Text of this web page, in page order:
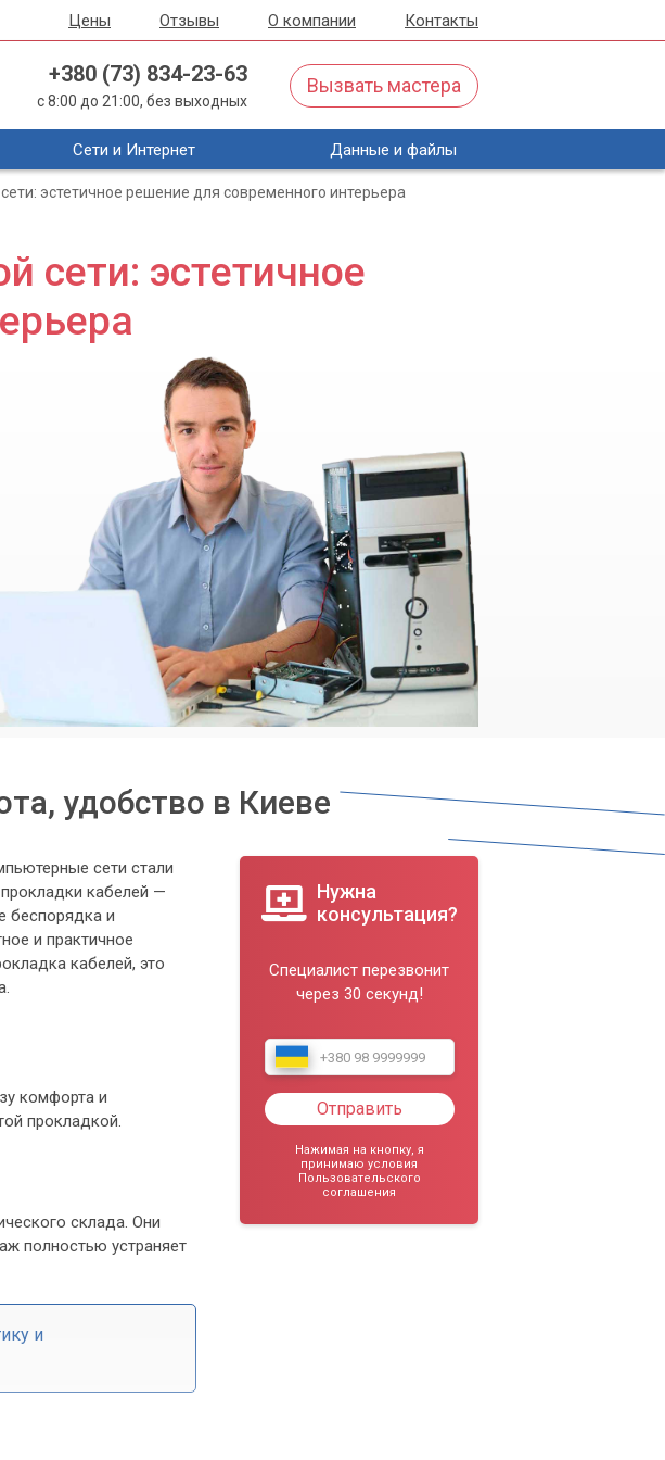
Цены Отзывы О компании Контакты
+380 (73) 834-23-63
с 8:00 до 21:00, без выходных
Вызвать мастера
Сети и Интернет Данные и файлы
эстетичное решение для современного интерьера
эстетичное
удобство в Киеве
сети стали
кабелей —
беспорядка и
и практичное
кабелей, это
комфорта и
прокладкой.
склада. Они
полностью устраняет
и
Нужна
консультация?
Специалист перезвонит
через 30 секунд!
Отправить
Нажимая на кнопку, я
принимаю условия
Пользовательского
соглашения